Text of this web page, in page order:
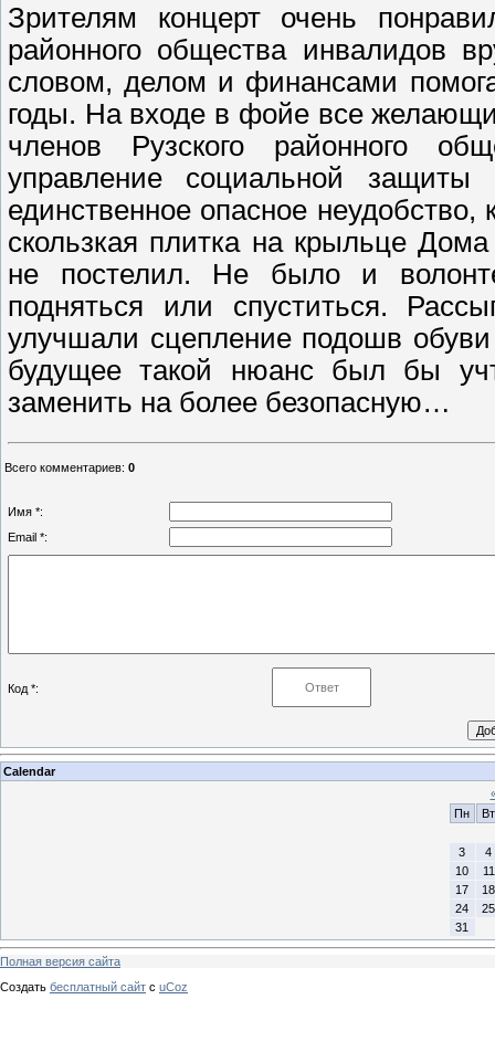
Зрителям концерт очень
районного общества инвалидов
словом, делом и финансами
годы. На входе в фойе все
членов Рузского районного
управление социальной защиты
единственное опасное
скользкая плитка на крыльце
не постелил. Не было и
подняться или спуститься.
улучшали сцепление подошв
будущее такой нюанс был бы
заменить на более безопасную…
Всего комментариев: 0
Имя *:
Email *:
Код *:
Calendar
Пн
Вт
3
4
10
11
17
18
24
25
31
Полная версия сайта
Создать бесплатный сайт с uCoz